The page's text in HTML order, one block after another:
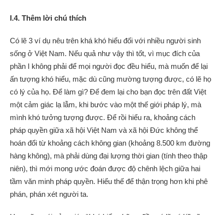
I.4. Thêm lời chú thích
Có lẽ 3 ví dụ nêu trên khá khó hiểu đối với nhiều người sinh
sống ở Việt Nam. Nếu quả như vậy thì tốt, vì mục đích của
phần I không phải để mọi người đọc đều hiểu, mà muốn để lại
ấn tượng khó hiểu, mặc dù cũng mường tượng được, có lẽ họ
có lý của họ. Để làm gì? Để đem lại cho bạn đọc trên đất Việt
một cảm giác lạ lẫm, khi bước vào một thế giới pháp lý, mà
mình khó tưởng tượng được. Để rồi hiểu ra, khoảng cách
pháp quyền giữa xã hội Việt Nam và xã hội Đức không thể
hoán đổi từ khoảng cách không gian (khoảng 8.500 km đường
hàng không), mà phải dùng đại lượng thời gian (tính theo thập
niên), thì mới mong ước đoán được độ chênh lệch giữa hai
tầm văn minh pháp quyền. Hiểu thế để thận trọng hơn khi phê
phán, phán xét người ta.